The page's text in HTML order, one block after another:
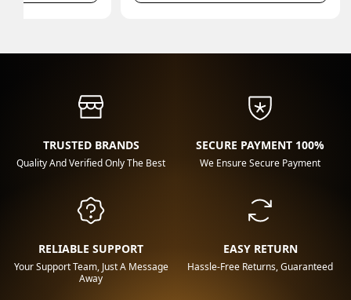
100% SECURE PAYMENT
We Ensure Secure Payment
TRUSTED BRANDS
Quality And Verified Only The Best
EASY RETURN
Hassle-Free Returns, Guaranteed
RELIABLE SUPPORT
Your Support Team, Just A Message
Away